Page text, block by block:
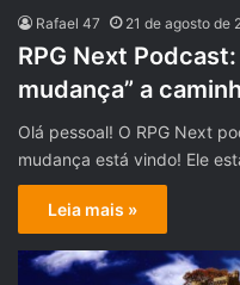
Rafael 47 21 de agosto de
RPG Next
mudança” a
Olá pessoal! O RPG Next
mudança está vindo! Ele
Leia mais »